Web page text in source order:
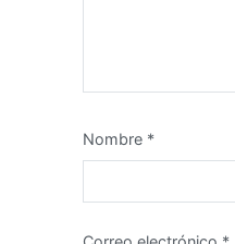
Nombre *